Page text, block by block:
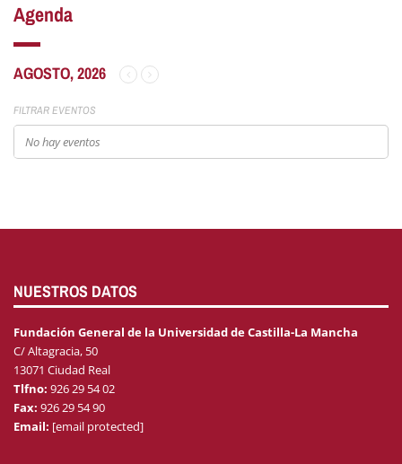
Agenda
AGOSTO, 2026
FILTRAR EVENTOS
No hay eventos
NUESTROS DATOS
Fundación General de la Universidad de Castilla-La Mancha
C/ Altagracia, 50
13071 Ciudad Real
Tlfno: 926 29 54 02
Fax: 926 29 54 90
Email: [email protected]